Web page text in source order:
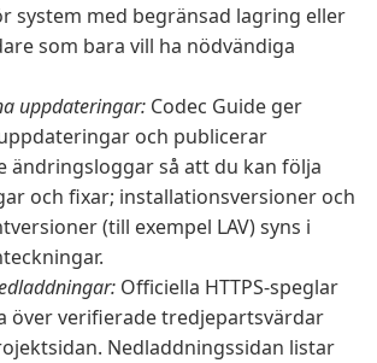
system med begränsad lagring eller
som bara vill ha nödvändiga
uppdateringar: Codec Guide ger
och publicerar
ändringsloggar så att du kan följa
och fixar; installationsversioner och
(till exempel LAV) syns i
Officiella HTTPS-speglar
över verifierade tredjepartsvärdar
Nedladdningssidan listar